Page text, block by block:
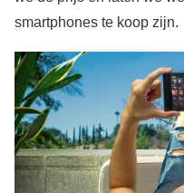
smartphones te koop zijn.